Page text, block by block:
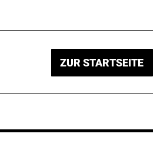
ZUR STARTSEITE